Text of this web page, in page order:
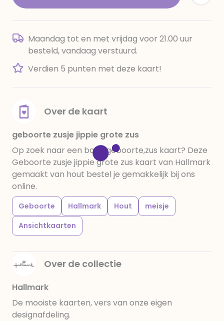
Maandag tot en met vrijdag voor 21.00 uur
besteld, vandaag verstuurd.
Verdien 5 punten met deze kaart!
Over de kaart
geboorte zusje jippie grote zus
Op zoek naar een baby,geboorte,zus kaart? Deze
Geboorte zusje jippie grote zus kaart van Hallmark
gemaakt van hout bestel je gemakkelijk bij ons
online.
Geboorte Hallmark Hout
meisje
Ansichtkaarten
Over de collectie
Hallmark
De mooiste kaarten, vers van onze eigen
designafdeling.